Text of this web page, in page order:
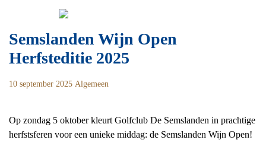
Semslanden Wijn Open
Herfsteditie 2025
10 september 2025 Algemeen
Op zondag 5 oktober kleurt Golfclub De Semslanden in prachtige
herfstsferen voor een unieke middag: de Semslanden Wijn Open!